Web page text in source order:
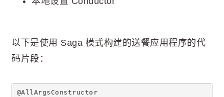
以下是使用 Saga 模式构建的送餐应用程序的代
码片段：
@AllArgsConstructor